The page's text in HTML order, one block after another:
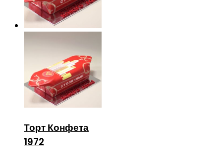
Торт Конфета
1972